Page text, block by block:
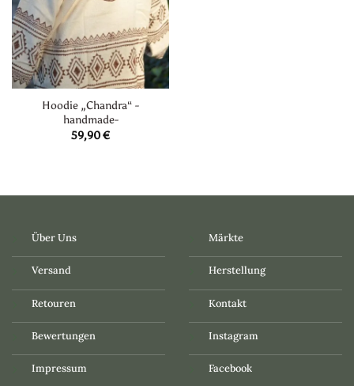
Hoodie „Chandra“ -
handmade-
59,90€
Über Uns
Versand
Retouren
Bewertungen
Impressum
Märkte
Herstellung
Kontakt
Instagram
Facebook